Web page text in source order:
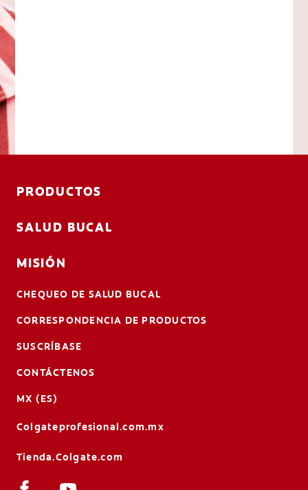
PRODUCTOS
SALUD BUCAL
MISIÓN
CHEQUEO DE SALUD BUCAL
CORRESPONDENCIA DE PRODUCTOS
SUSCRÍBASE
CONTÁCTENOS
MX (ES)
Colgateprofesional.com.mx
Tienda.Colgate.com